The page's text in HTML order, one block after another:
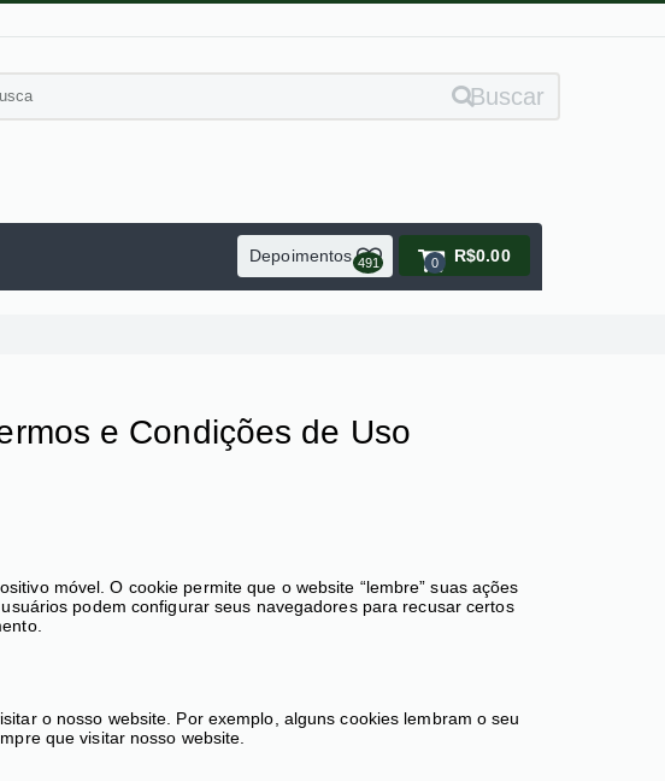
Buscar
Depoimentos491 0 R$0.00
e Condições de Uso
móvel. O cookie permite que o website “lembre” suas ações
podem configurar seus navegadores para recusar certos
o nosso website. Por exemplo, alguns cookies lembram o seu
que visitar nosso website.